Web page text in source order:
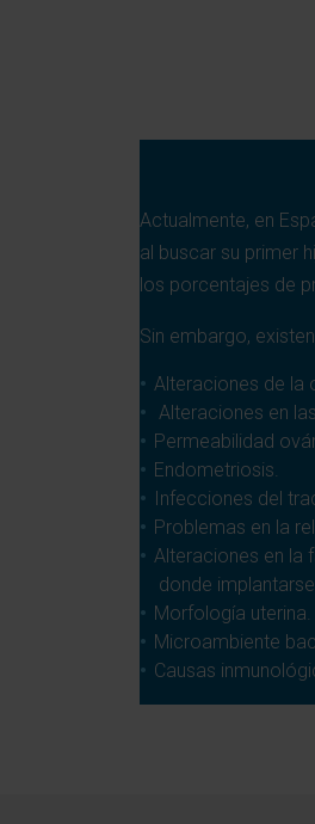
Actualmente, en
al buscar su primer
los porcentajes de
Sin embargo,
Alteraciones de la
Alteraciones en
Permeabilidad
Endometriosis.
Infecciones del
Problemas en la
Alteraciones en la
donde
Morfología uterina.
Microambiente
Causas